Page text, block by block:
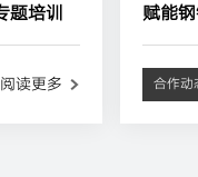
题培训
阅读更多
赋能
合作动